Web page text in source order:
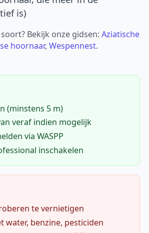
is)
Bekijk onze gidsen:Aziatische
hoornaar,Wespennest.
(minstens 5 m)
veraf indien mogelijk
via WASPP
inschakelen
te vernietigen
water, benzine, pesticiden